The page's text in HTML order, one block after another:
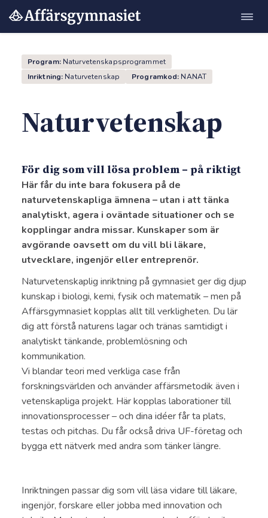
Hoppa
innehåll
Program: Naturvetenskapsprogrammet
Inriktning: Naturvetenskap Programkod: NANAT
Naturvetenskap
För dig som vill lösa problem – på riktigt
Här får du inte bara fokusera på de
naturvetenskapliga ämnena – utan i att tänka
analytiskt, agera i oväntade situationer och se
kopplingar andra missar. Kunskaper som är
avgörande oavsett om du vill bli läkare,
utvecklare, ingenjör eller entreprenör.
Naturvetenskaplig inriktning på gymnasiet ger dig djup
kunskap i biologi, kemi, fysik och matematik – men på
Affärsgymnasiet kopplas allt till verkligheten. Du lär
dig att förstå naturens lagar och tränas samtidigt i
analytiskt tänkande, problemlösning och
kommunikation.
Vi blandar teori med verkliga case från
forskningsvärlden och använder affärsmetodik även i
vetenskapliga projekt. Här kopplas laborationer till
innovationsprocesser – och dina idéer får ta plats,
testas och pitchas. Du får också driva UF-företag och
bygga ett nätverk med andra som tänker längre.
Inriktningen passar dig som vill läsa vidare till läkare,
ingenjör, forskare eller jobba med innovation och